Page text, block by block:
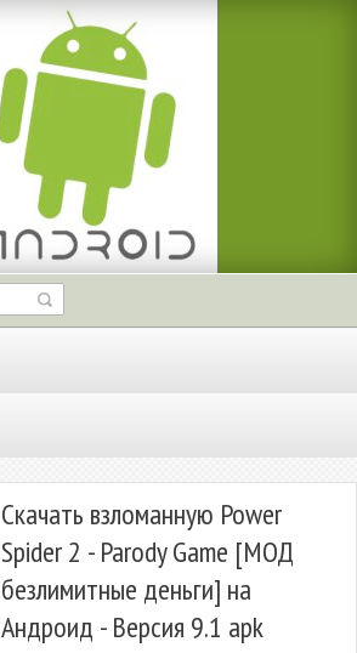
Скачать взломанную Power
Spider 2 - Parody Game [МОД
безлимитные деньги] на
Андроид - Версия 9.1 apk